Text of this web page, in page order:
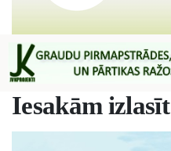
Iesakām izlasīt